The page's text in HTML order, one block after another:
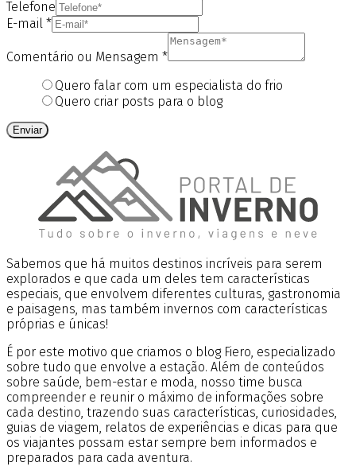
Telefone
E-mail *
Comentário ou Mensagem *
Quero falar com um especialista do frio
Quero criar posts para o blog
Enviar
Sabemos que há muitos destinos incríveis para serem
explorados e que cada um deles tem características
especiais, que envolvem diferentes culturas, gastronomia
e paisagens, mas também invernos com características
próprias e únicas!
É por este motivo que criamos o blog Fiero, especializado
sobre tudo que envolve a estação. Além de conteúdos
sobre saúde, bem-estar e moda, nosso time busca
compreender e reunir o máximo de informações sobre
cada destino, trazendo suas características, curiosidades,
guias de viagem, relatos de experiências e dicas para que
os viajantes possam estar sempre bem informados e
preparados para cada aventura.